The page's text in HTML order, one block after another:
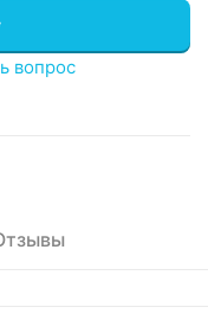
вопрос